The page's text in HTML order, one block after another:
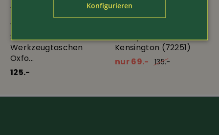
Art.-Nr. 385410
Helly Hansen
Workwear
Stretch-Arbeitshose
Werkzeugtaschen
Oxfo...
125.-
Art.-Nr. 344210
Helly Hansen
Halfzip Fleece
Kensington (72251)
nur 69.-
135.-
Konfigurieren